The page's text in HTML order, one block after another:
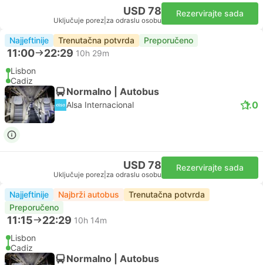
USD 78
Uključuje porez za odraslu osobu
Rezervirajte sada
Najjeftinije Trenutačna potvrda Preporučeno
11:00 22:29 10h 29m
Lisbon
Cadiz
Normalno | Autobus
Alsa Internacional 1.0
USD 78
Uključuje porez za odraslu osobu
Rezervirajte sada
Najjeftinije Najbrži autobus
Trenutačna potvrda
Preporučeno
11:15 22:29 10h 14m
Lisbon
Cadiz
Normalno | Autobus